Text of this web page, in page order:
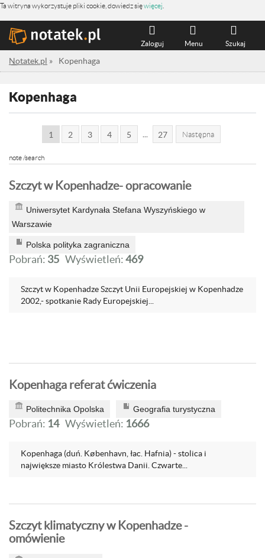
Ta witryna wykorzystuje pliki cookie, dowiedz sięwięcej
Szukaj
Menu
Zaloguj
Notatek.pl » Kopenhaga
Kopenhaga
1 2 3 4 5 27 Następna
note /search
Szczyt w Kopenhadze- opracowanie
Uniwersytet Kardynała Stefana Wyszyńskiego w
Warszawie
Polska polityka zagraniczna
Pobrań: 35 Wyświetleń:469
Szczyt w Kopenhadze Szczyt Unii Europejskiej w Kopenhadze
2002,- spotkanie Rady Europejskiej...
Kopenhaga referat ćwiczenia
Politechnika Opolska Geografia turystyczna
Pobrań: 14 Wyświetleń: 1666
Kopenhaga (duń. København, łac. Hafnia) - stolica i
największe miasto Królestwa Danii. Czwarte...
Szczyt klimatyczny w Kopenhadze -
omówienie